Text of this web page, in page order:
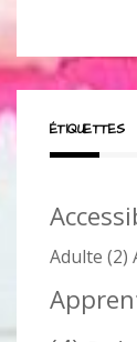
ÉTIQUETTES
Adulte (2)